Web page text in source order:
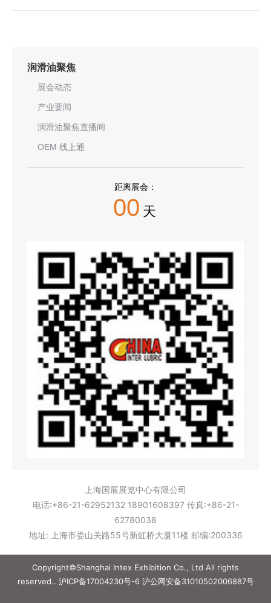
润滑油聚焦
展会动态
产业要闻
润滑油聚焦直播间
OEM 线上通
距离展会：
00 天
上海国展展览中心有限公司
电话:+86-21-62952132 18901608397 传真:+86-21-
62780038
地址: 上海市娄山关路55号新虹桥大厦11楼 邮编:200336
Copyright©Shanghai Intex Exhibition Co., Ltd All rights
reserved.. 沪ICP备17004230号-6沪公网安备31010502006887号